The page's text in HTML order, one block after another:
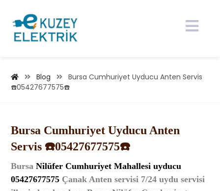
Blog
Bursa Cumhuriyet Uyducu Anten Servis
☎️05427677575☎️
Bursa Cumhuriyet Uyducu Anten
Servis ☎️05427677575☎️
BursaNilüfer Cumhuriyet Mahallesi uyducu
05427677575 Çanak Antenservisi 7/24 uydu servisi